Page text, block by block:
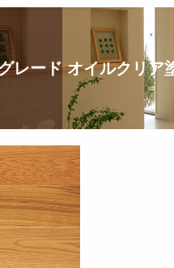
レード オイルクリア